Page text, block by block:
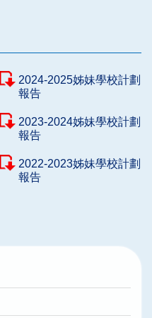
2024-2025姊妹學校計劃
報告
2023-2024姊妹學校計劃
報告
2022-2023姊妹學校計劃
報告